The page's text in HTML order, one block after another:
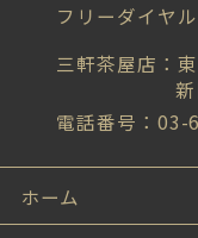
フリーダイヤ
三軒茶屋店：
電話番号：03-
ホーム